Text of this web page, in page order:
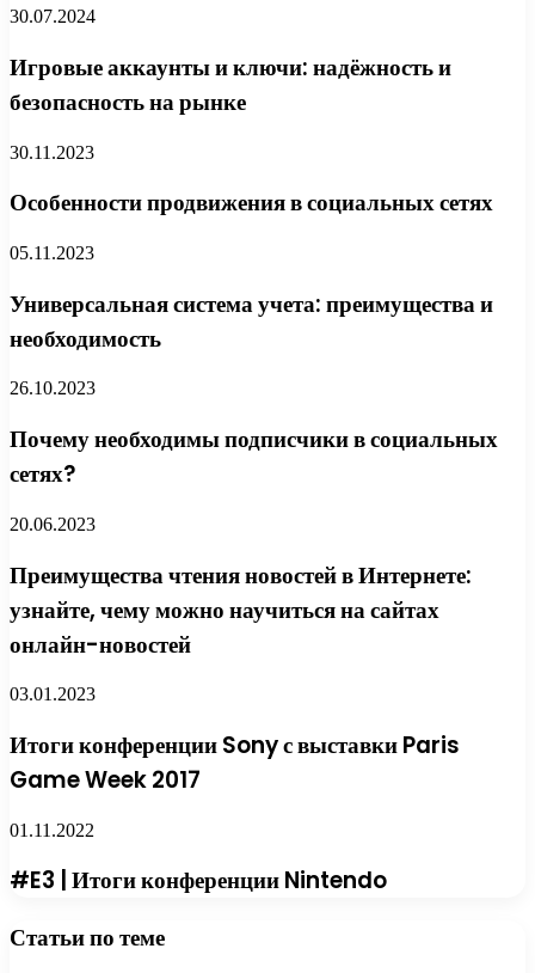
30.07.2024
Игровые аккаунты и ключи: надёжность и
безопасность на рынке
30.11.2023
Особенности продвижения в социальных сетях
05.11.2023
Универсальная система учета: преимущества и
необходимость
26.10.2023
Почему необходимы подписчики в социальных
сетях?
20.06.2023
Преимущества чтения новостей в Интернете:
узнайте, чему можно научиться на сайтах
онлайн-новостей
03.01.2023
Итоги конференции Sony с выставки Paris
Game Week 2017
01.11.2022
#E3 | Итоги конференции Nintendo
Статьи по теме